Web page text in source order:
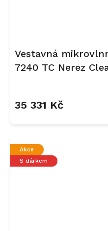
Vestavná
7240 TC Nerez
35 331 Kč
Akce
S dárkem